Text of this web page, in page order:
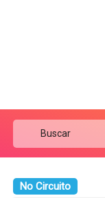
No Circuito